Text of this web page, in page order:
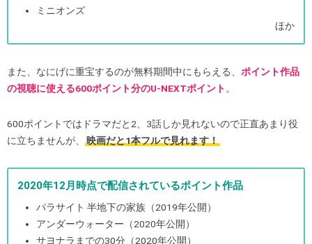
ミニオンズ
ほか
また、なにげに重宝するのが無料期間中にもらえる、 ポイント作品
の視聴に使える600ポイント分のU-NEXTポイント 。
600ポイントではドラマだと2、3話しか見れないので正直あまり役
に立ちませんが、
映画だと1本フルで見れます！
2020年12月時点で配信されているポイント作品
パラサイト 半地下の家族（2019年公開）
アンダーウォーター（2020年公開）
サヨナラまでの30分（2020年公開）